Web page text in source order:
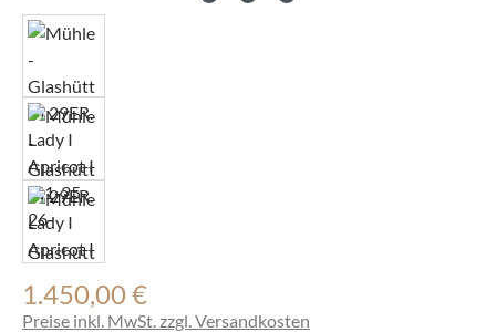
Regulärer Preis:
1.450,00 €
Preise inkl. MwSt. zzgl. Versandkosten